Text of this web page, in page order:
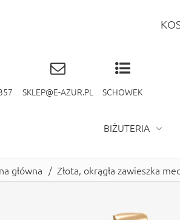
SKLEP@E-AZUR.PL SCHOWEK
BIŻUTERIA
główna / Złota, okrągła zawieszka